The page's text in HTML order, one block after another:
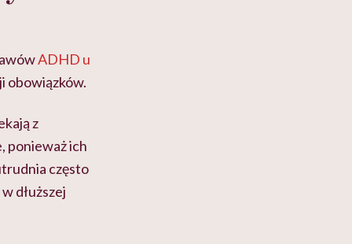
ADHD u
obowiązków.
z
ponieważ ich
często
dłuższej